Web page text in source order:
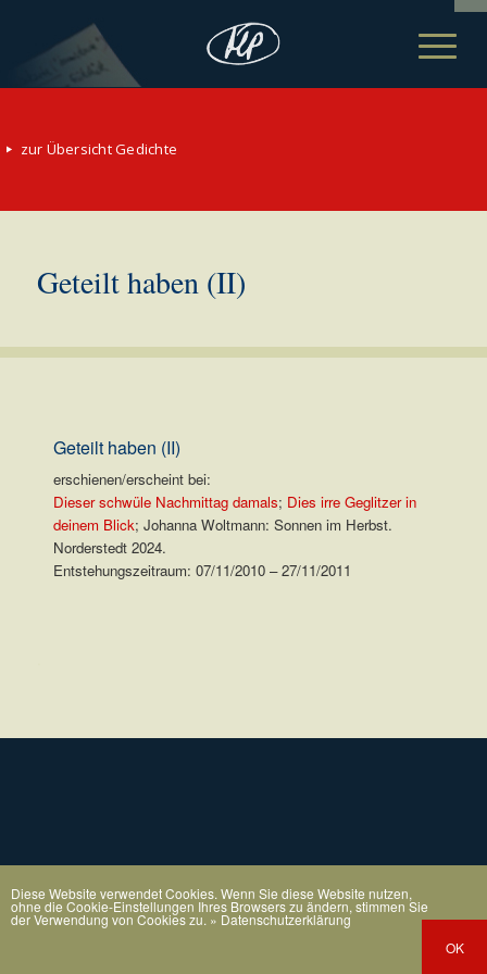
zur Übersicht Gedichte
Geteilt haben (II)
Geteilt haben (II)
erschienen/erscheint bei:
Dieser schwüle Nachmittag damals; Dies irre Geglitzer in
deinem Blick; Johanna Woltmann: Sonnen im Herbst.
Norderstedt 2024.
Entstehungszeitraum: 07/11/2010 – 27/11/2011
Diese Website verwendet Cookies. Wenn Sie diese Website nutzen,
ohne die Cookie-Einstellungen Ihres Browsers zu ändern, stimmen Sie
der Verwendung von Cookies zu. » Datenschutzerklärung
OK